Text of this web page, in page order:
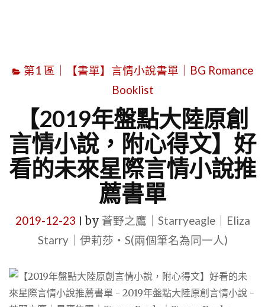
第1 區｜【書單】言情小說書單｜BG Romance
Booklist
【2019年盤點大陸原創
言情小說，附心得文】好
看的未來星際言情小說推
薦書單
2019-12-23 by 蒼野之鷹｜Starryeagle｜Eliza
Starry｜伊莉莎・S(兩個筆名為同一人)